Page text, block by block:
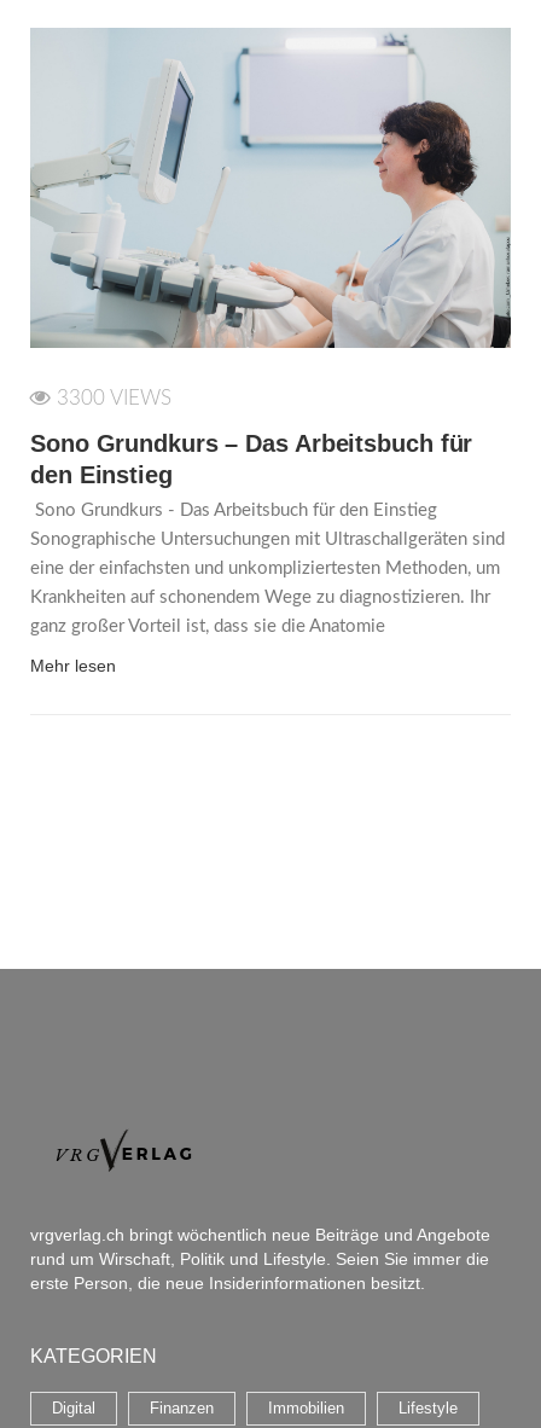
3300 VIEWS
Sono Grundkurs – Das Arbeitsbuch für
den Einstieg
Sono Grundkurs - Das Arbeitsbuch für den Einstieg
Sonographische Untersuchungen mit Ultraschallgeräten sind
eine der einfachsten und unkompliziertesten Methoden, um
Krankheiten auf schonendem Wege zu diagnostizieren. Ihr
ganz großer Vorteil ist, dass sie die Anatomie
Mehr lesen
vrgverlag.ch bringt wöchentlich neue Beiträge und Angebote
rund um Wirschaft, Politik und Lifestyle. Seien Sie immer die
erste Person, die neue Insiderinformationen besitzt.
KATEGORIEN
Digital Finanzen Immobilien Lifestyle